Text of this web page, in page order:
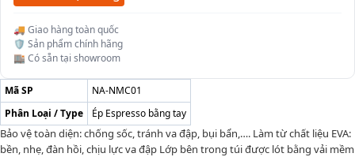
🚚 Giao hàng toàn quốc
🛡️ Sản phẩm chính hãng
🏬 Có sẵn tại showroom
Mã SP
NA-NMC01
Phân Loại / Type
Ép Espresso bằng tay
Bảo vệ toàn diện: chống sốc, tránh va đập, bụi bẩn,…. Làm từ chất liệu EVA:
bền, nhẹ, đàn hồi, chịu lực va đập Lớp bên trong túi được lót bằng vải mềm